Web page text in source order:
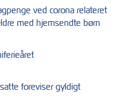
ved corona relateret
med hjemsendte børn
foreviser gyldigt